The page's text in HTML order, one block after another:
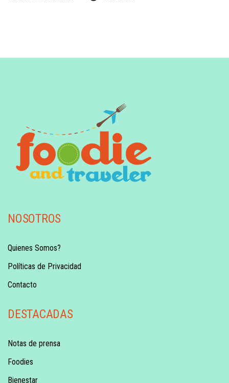
NOSOTROS
Quienes Somos?
Políticas de Privacidad
Contacto
DESTACADAS
Notas de prensa
Foodies
Bienestar